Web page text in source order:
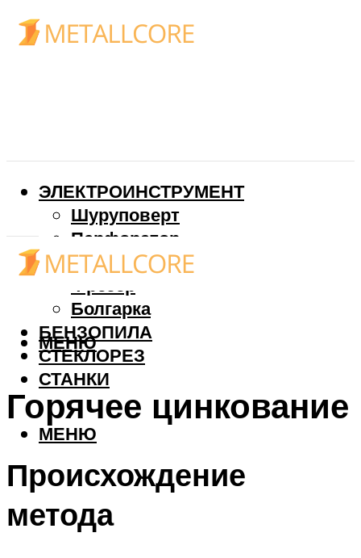
ЭЛЕКТРОИНСТРУМЕНТ
Шуруповерт
Перфоратор
Дрель
Фрезер
Болгарка
БЕНЗОПИЛА
СТЕКЛОРЕЗ
СТАНКИ
МЕНЮ
МЕНЮ
Горячее цинкование
Происхождение
метода